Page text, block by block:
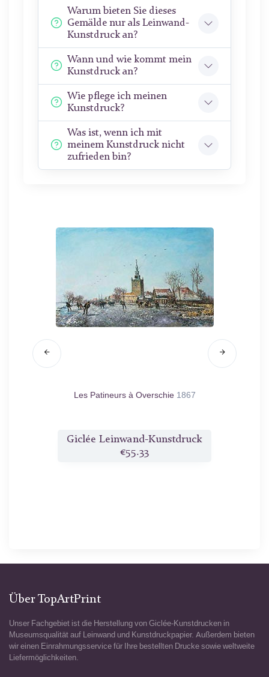
Warum bieten Sie dieses
Gemälde nur als Leinwand-
Kunstdruck an?
Wann und wie kommt mein
Kunstdruck an?
Wie pflege ich meinen
Kunstdruck?
Was ist, wenn ich mit
meinem Kunstdruck nicht
zufrieden bin?
Les Patineurs à Overschie 1867
Giclée Leinwand-Kunstdruck
€55.33
Über TopArtPrint
Unser Fachgebiet ist die Herstellung von Giclée-Kunstdrucken in
Museumsqualität auf Leinwand und Kunstdruckpapier. Außerdem bieten
wir einen Einrahmungsservice für Ihre bestellten Drucke sowie weltweite
Liefermöglichkeiten.